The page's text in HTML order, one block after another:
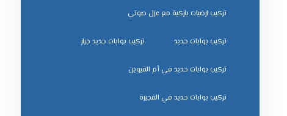
تركيب ارضيات باركية مع عزل صوتي
تركيب بوابات حديد تركيب بوابات حديد جرار
تركيب بوابات حديد في أم القيوين
تركيب بوابات حديد في الفجيرة